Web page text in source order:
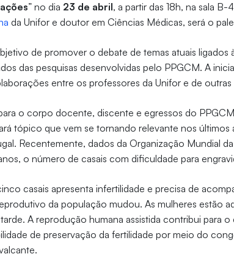
” no dia 23 de abril, a partir das 18h, na sala
da Unifor e doutor em Ciências Médicas, será o
de promover o debate de temas atuais ligados
das pesquisas desenvolvidas pelo PPGCM. A
entre os professores da Unifor e de outras
o corpo docente, discente e egressos do
tópico que vem se tornando relevante nos
Recentemente, dados da Organização Mundial
o número de casais com dificuldade para
casais apresenta infertilidade e precisa de
da população mudou. As mulheres estão
A reprodução humana assistida contribui para
de preservação da fertilidade por meio do